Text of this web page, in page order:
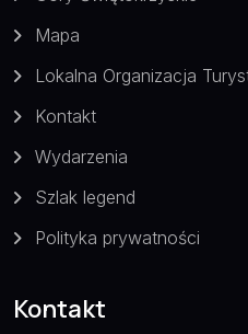
Mapa
Lokalna Organizacja
Kontakt
Wydarzenia
Szlak legend
Polityka prywatności
Kontakt